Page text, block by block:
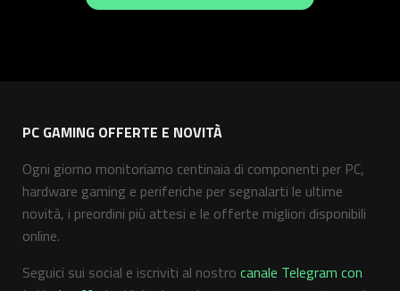
PC GAMING OFFERTE E NOVITÀ
Ogni giorno monitoriamo centinaia di componenti per PC,
hardware gaming e periferiche per segnalarti le ultime
novità, i preordini più attesi e le offerte migliori disponibili
online.
Seguici sui social e iscriviti al nostro canale Telegram con